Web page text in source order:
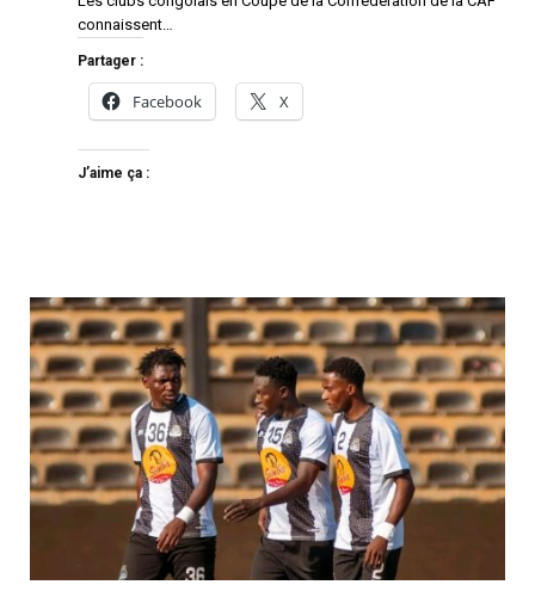
connaissent…
Partager :
Facebook X
J’aime ça :